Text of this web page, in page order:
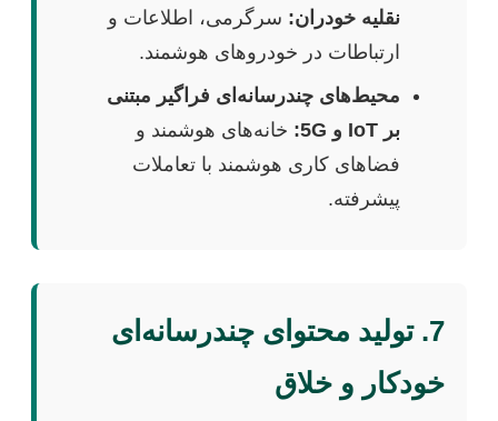
نقلیه خودران: سرگرمی، اطلاعات و
ارتباطات در خودروهای هوشمند.
محیط‌های چندرسانه‌ای فراگیر مبتنی
بر IoT و 5G:
خانه‌های هوشمند و
فضاهای کاری هوشمند با تعاملات
پیشرفته.
7. تولید محتوای چندرسانه‌ای
خودکار و خلاق